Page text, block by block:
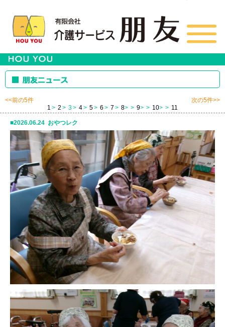
<<前の5件
1
2 3 4 5 6 7 8> 9> 10> 11
次の5件>>
2026.06.24 おやつレク